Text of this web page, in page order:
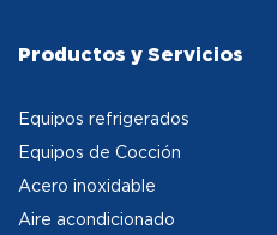
Productos y Servicios
Equipos refrigerados
Equipos de Cocción
Acero inoxidable
Aire acondicionado